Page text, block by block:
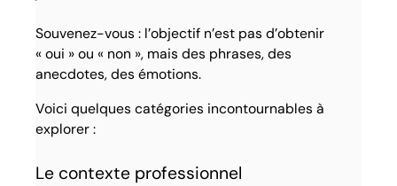
Souvenez-vous : l’objectif n’est pas d’obtenir
« oui » ou « non », mais des phrases, des
anecdotes, des émotions.
Voici quelques catégories incontournables à
explorer :
Le contexte professionnel